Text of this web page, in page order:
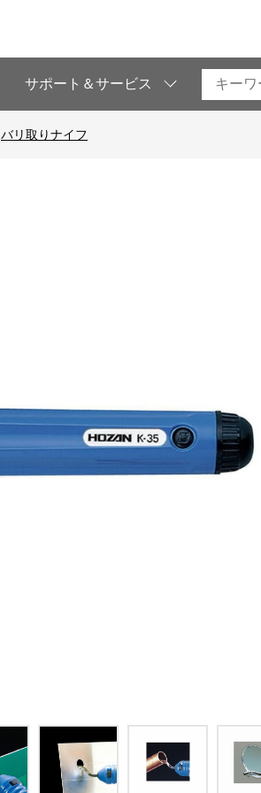
サポート＆サービス
バリ取りナイフ